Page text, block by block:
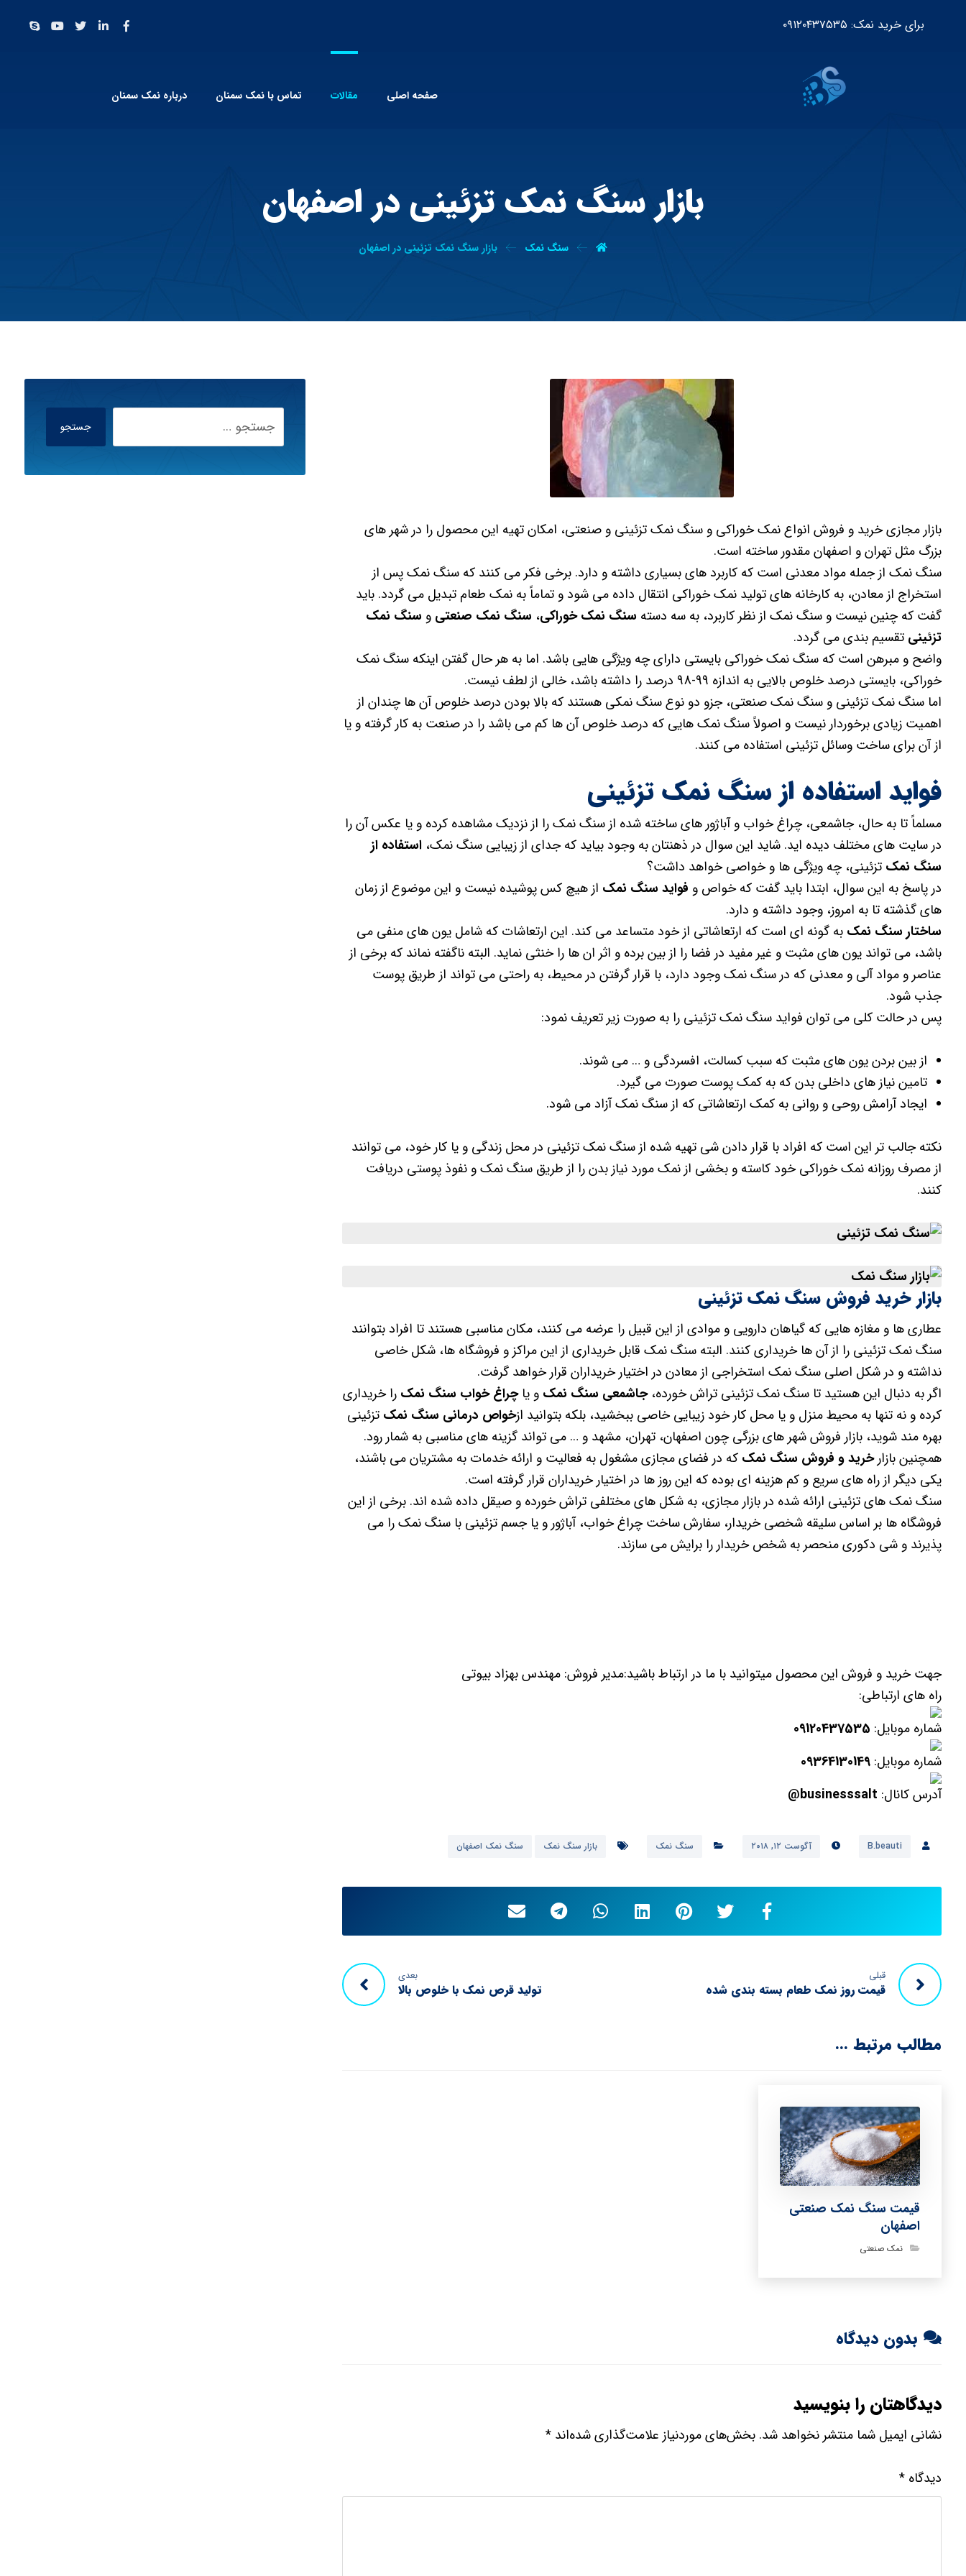
برای خرید نمک: ۰۹۱۲۰۴۳۷۵۳۵
صفحه اصلی مقالات تماس با نمک سمنان درباره نمک سمنان
بازار سنگ نمک تزئینی در اصفهان
سنگ نمک بازار سنگ نمک تزئینی در اصفهان
بازار مجازی خرید و فروش انواع نمک خوراکی و سنگ نمک تزئینی و صنعتی، امکان تهیه این محصول را در شهر های
بزرگ مثل تهران و اصفهان مقدور ساخته است.
سنگ نمک از جمله مواد معدنی است که کاربرد های بسیاری داشته و دارد. برخی فکر می کنند که سنگ نمک پس از
استخراج از معادن، به کارخانه های تولید نمک خوراکی انتقال داده می شود و تماماً به نمک طعام تبدیل می گردد. باید
گفت که چنین نیست و سنگ نمک از نظر کاربرد، به سه دسته سنگ نمک خوراکی، سنگ نمک صنعتی و سنگ نمک
تزئینی تقسیم بندی می گردد.
واضح و مبرهن است که سنگ نمک خوراکی بایستی دارای چه ویژگی هایی باشد. اما به هر حال گفتن اینکه سنگ نمک
خوراکی، بایستی درصد خلوص بالایی به اندازه 99-98 درصد را داشته باشد، خالی از لطف نیست.
اما سنگ نمک تزئینی و سنگ نمک صنعتی، جزو دو نوع سنگ نمکی هستند که بالا بودن درصد خلوص آن ها چندان از
اهمیت زیادی برخوردار نیست و اصولاً سنگ نمک هایی که درصد خلوص آن ها کم می باشد را در صنعت به کار گرفته و یا
از آن برای ساخت وسائل تزئینی استفاده می کنند.
فواید استفاده از سنگ نمک تزئینی
مسلماً تا به حال، جاشمعی، چراغ خواب و آباژور های ساخته شده از سنگ نمک را از نزدیک مشاهده کرده و یا عکس آن را
در سایت های مختلف دیده اید. شاید این سوال در ذهنتان به وجود بیاید که جدای از زیبایی سنگ نمک، استفاده از
سنگ نمک تزئینی، چه ویژگی ها و خواصی خواهد داشت؟
در پاسخ به این سوال، ابتدا باید گفت که خواص و فواید سنگ نمک از هیچ کس پوشیده نیست و این موضوع از زمان
های گذشته تا به امروز، وجود داشته و دارد.
ساختار سنگ نمک به گونه ای است که ارتعاشاتی از خود متساعد می کند. این ارتعاشات که شامل یون های منفی می
باشد، می تواند یون های مثبت و غیر مفید در فضا را از بین برده و اثر ان ها را خنثی نماید. البته ناگفته نماند که برخی از
عناصر و مواد آلی و معدنی که در سنگ نمک وجود دارد، با قرار گرفتن در محیط، به راحتی می تواند از طریق پوست
جذب شود.
پس در حالت کلی می توان فواید سنگ نمک تزئینی را به صورت زیر تعریف نمود:
از بین بردن یون های مثبت که سبب کسالت، افسردگی و … می شوند.
تامین نیاز های داخلی بدن که به کمک پوست صورت می گیرد.
ایجاد آرامش روحی و روانی به کمک ارتعاشاتی که از سنگ نمک آزاد می شود.
نکته جالب تر این است که افراد با قرار دادن شی تهیه شده از سنگ نمک تزئینی در محل زندگی و یا کار خود، می توانند
از مصرف روزانه نمک خوراکی خود کاسته و بخشی از نمک مورد نیاز بدن را از طریق سنگ نمک و نفوذ پوستی دریافت
کنند.
بازار خرید فروش سنگ نمک تزئینی
عطاری ها و مغازه هایی که گیاهان دارویی و موادی از این قبیل را عرضه می کنند، مکان مناسبی هستند تا افراد بتوانند
سنگ نمک تزئینی را از آن ها خریداری کنند. البته سنگ نمک قابل خریداری از این مراکز و فروشگاه ها، شکل خاصی
نداشته و در شکل اصلی سنگ نمک استخراجی از معادن در اختیار خریداران قرار خواهد گرفت.
اگر به دنبال این هستید تا سنگ نمک تزئینی تراش خورده،جاشمعی سنگ نمک و یاچراغ خواب سنگ نمک را خریداری
کرده و نه تنها به محیط منزل و یا محل کار خود زیبایی خاصی ببخشید، بلکه بتوانید ازخواص درمانی سنگ نمک تزئینی
بهره مند شوید، بازار فروش شهر های بزرگی چون اصفهان، تهران، مشهد و … می تواند گزینه های مناسبی به شمار رود.
همچنین بازارخرید و فروش سنگ نمک که در فضای مجازی مشغول به فعالیت و ارائه خدمات به مشتریان می باشند،
یکی دیگر از راه های سریع و کم هزینه ای بوده که این روز ها در اختیار خریداران قرار گرفته است.
سنگ نمک های تزئینی ارائه شده در بازار مجازی، به شکل های مختلفی تراش خورده و صیقل داده شده اند. برخی از این
فروشگاه ها بر اساس سلیقه شخصی خریدار، سفارش ساخت چراغ خواب، آباژور و یا جسم تزئینی با سنگ نمک را می
پذیرند و شی دکوری منحصر به شخص خریدار را برایش می سازند.
جهت خرید و فروش این محصول میتوانید با ما در ارتباط باشید:مدیر فروش: مهندس بهزاد بیوتی
راه های ارتباطی:
شماره موبایل: 09120437535
شماره موبایل: 09364130149
آدرس کانال: businesssalt@
B.beauti آگوست ۱۲, ۲۰۱۸ سنگ نمک بازار سنگ نمک سنگ نمک اصفهان
قبلی
قیمت روز نمک طعام بسته بندی شده
بعدی
تولید قرص نمک با خلوص بالا
مطالب مرتبط ...
قیمت سنگ نمک صنعتی
اصفهان
نمک صنعتی
بدون دیدگاه
دیدگاهتان را بنویسید
نشانی ایمیل شما منتشر نخواهد شد. بخش‌های موردنیاز علامت‌گذاری شده‌اند *
دیدگاه *
جستجو